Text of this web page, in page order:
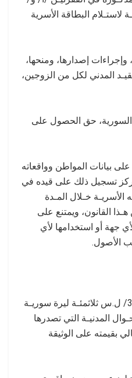
لاستـلام البطاقة الأسرية
وإجراءات إصدارها، ومنحها،
المدني لكل من الزوجين،
السورية، حق الحصول على
بيانات المواطن وواقعاته
تسجيل ذلك على قيده في
خـلال المـدة
في المـادة /14/ من هـذا القانون، ويمتنع على
جهة أو استخدامها لأي
الأصول.
يُستـوفى رسـم مقـداره /300/ ل.س ثلاثمئـة ليرة سوريـة
المدنيـة التي تصدرها
بقيمته على الوثيقة